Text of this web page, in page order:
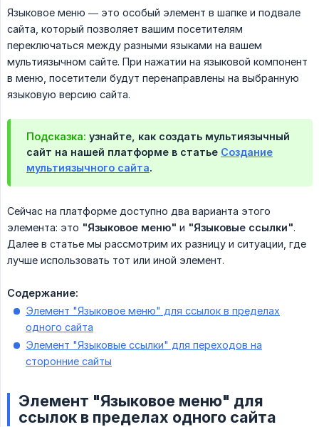
Языковое меню — это особый элемент в шапке и подвале
сайта, который позволяет вашим посетителям
переключаться между разными языками на вашем
мультиязычном сайте. При нажатии на языковой компонент
в меню, посетители будут перенаправлены на выбранную
языковую версию сайта.
Подсказка: узнайте, как создать мультиязычный
сайт на нашей платформе в статье Создание
мультиязычного сайта.
Сейчас на платформе доступно два варианта этого
элемента: это "Языковое меню" и "Языковые ссылки".
Далее в статье мы рассмотрим их разницу и ситуации, где
лучше использовать тот или иной элемент.
Содержание:
Элемент "Языковое меню" для ссылок в пределах
одного сайта
Элемент "Языковые ссылки" для переходов на
сторонние сайты
Элемент "Языковое меню" для
ссылок в пределах одного сайта